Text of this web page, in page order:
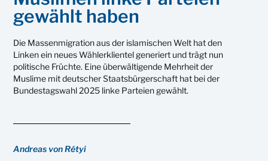
gewählt haben
Die Massenmigration aus der islamischen Welt hat den
Linken ein neues Wählerklientel generiert und trägt nun
politische Früchte. Eine überwältigende Mehrheit der
Muslime mit deutscher Staatsbürgerschaft hat bei der
Bundestagswahl 2025 linke Parteien gewählt.
Andreas von Rétyi